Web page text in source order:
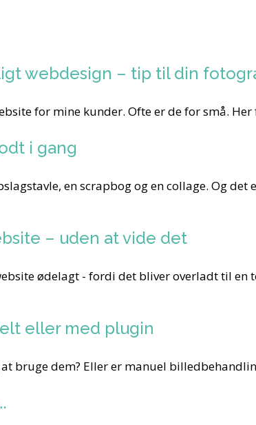
webdesign – tip til din
for mine kunder. Ofte er de for små.
i gang
en scrapbog og en collage. Og det
– uden at vide det
ødelagt - fordi det bliver overladt til en
eller med plugin
bruge dem? Eller er manuel